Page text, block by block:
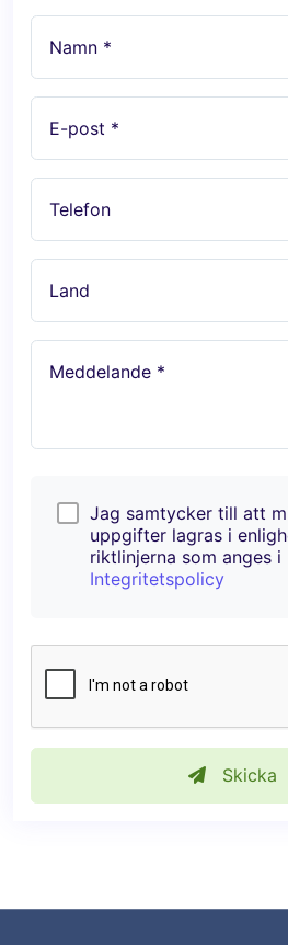
Namn *
E-post *
Telefon
Land
Meddelande *
Jag samtycker till att
uppgifter lagras i
riktlinjerna som anges i
Integritetspolicy
Skicka